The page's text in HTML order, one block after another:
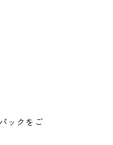
ックをご